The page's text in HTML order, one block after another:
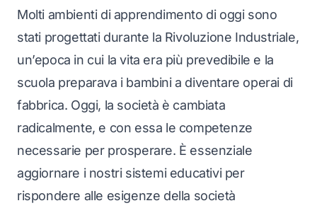
Molti ambienti di apprendimento di oggi sono
stati progettati durante la Rivoluzione Industriale,
un’epoca in cui la vita era più prevedibile e la
scuola preparava i bambini a diventare operai di
fabbrica. Oggi, la società è cambiata
radicalmente, e con essa le competenze
necessarie per prosperare. È essenziale
aggiornare i nostri sistemi educativi per
rispondere alle esigenze della società